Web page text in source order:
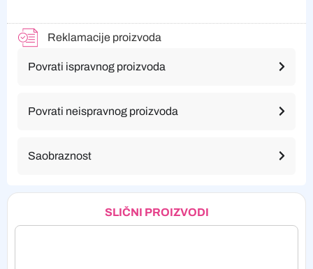
Reklamacije proizvoda
Povrati ispravnog proizvoda
Povrati neispravnog proizvoda
Saobraznost
SLIČNI PROIZVODI